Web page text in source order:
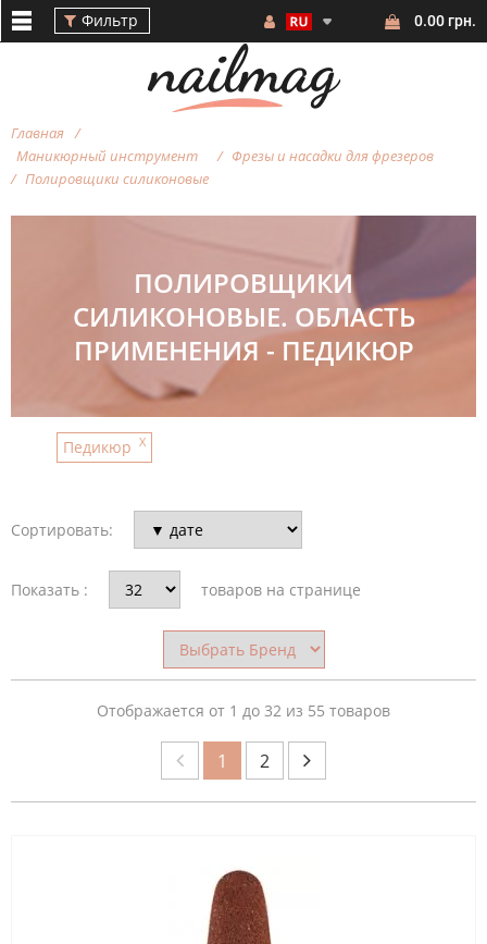
Фильтр 0.00 грн.
Главная
Маникюрный инструмент
Фрезы и насадки для фрезеров
Полировщики силиконовые
СТОИМОСТЬ
БРЕНД
СТРАНА
ПРОИЗВОДИТЕЛЬ
ПРИМЕНЕНИЯ
НАСАДКА
ПОЛИРОВЩИКИ
СИЛИКОНОВЫЕ. ОБЛАСТЬ
ПРИМЕНЕНИЯ - ПЕДИКЮР
Педикюр X
Сортировать:
Показать : товаров на странице
Отображается от 1 до 32 из 55 товаров
1 2